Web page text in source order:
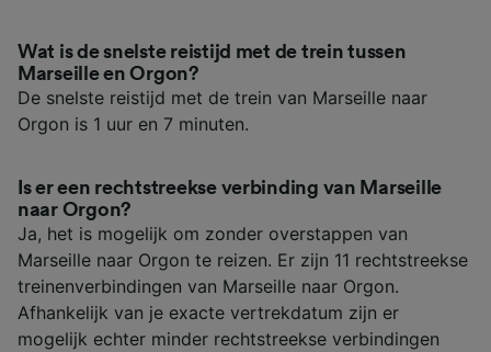
Wat is de snelste reistijd met de trein tussen
Marseille en Orgon?
De snelste reistijd met de trein van Marseille naar
Orgon is 1 uur en 7 minuten.
Is er een rechtstreekse verbinding van Marseille
naar Orgon?
Ja, het is mogelijk om zonder overstappen van
Marseille naar Orgon te reizen. Er zijn 11 rechtstreekse
treinenverbindingen van Marseille naar Orgon.
Afhankelijk van je exacte vertrekdatum zijn er
mogelijk echter minder rechtstreekse verbindingen